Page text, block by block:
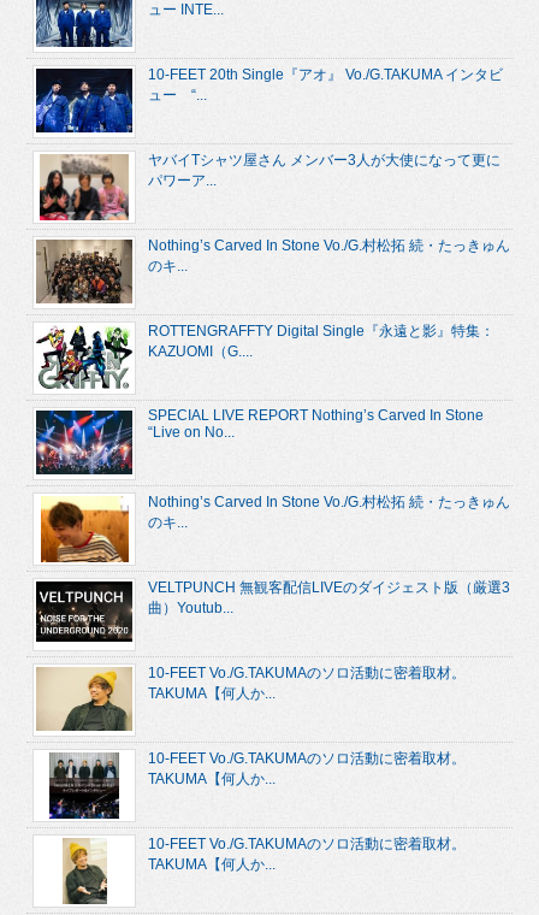
ュー INTE...
10-FEET 20th Single『アオ』 Vo./G.TAKUMA インタビ
ュー “...
ヤバイTシャツ屋さん メンバー3人が大使になって更に
パワーア...
Nothing’s Carved In Stone Vo./G.村松拓 続・たっきゅん
のキ...
ROTTENGRAFFTY Digital Single『永遠と影』特集：
KAZUOMI（G....
SPECIAL LIVE REPORT Nothing’s Carved In Stone
“Live on No...
Nothing’s Carved In Stone Vo./G.村松拓 続・たっきゅん
のキ...
VELTPUNCH 無観客配信LIVEのダイジェスト版（厳選3
曲）Youtub...
10-FEET Vo./G.TAKUMAのソロ活動に密着取材。
TAKUMA【何人か...
10-FEET Vo./G.TAKUMAのソロ活動に密着取材。
TAKUMA【何人か...
10-FEET Vo./G.TAKUMAのソロ活動に密着取材。
TAKUMA【何人か...